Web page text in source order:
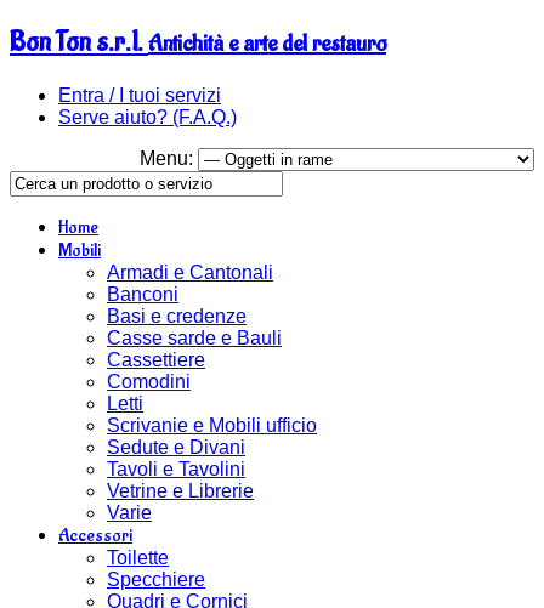
Bon Ton s.r.l.Antichità e arte del restauro
Entra / I tuoi servizi
Serve aiuto? (F.A.Q.)
Menu:
Home
Mobili
Armadi e Cantonali
Banconi
Basi e credenze
Casse sarde e Bauli
Cassettiere
Comodini
Letti
Scrivanie e Mobili ufficio
Sedute e Divani
Tavoli e Tavolini
Vetrine e Librerie
Varie
Accessori
Toilette
Specchiere
Quadri e Cornici